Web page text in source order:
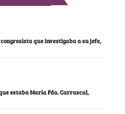
que investigaba a su jefe,
estaba María Fda. Carrascal,